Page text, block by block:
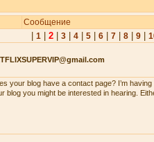
Сообщение
1| 2| 3| 4| 5| 6| 7| 8| 9|
your blog have a contact page? I’m
blog you might be interested in hearing.